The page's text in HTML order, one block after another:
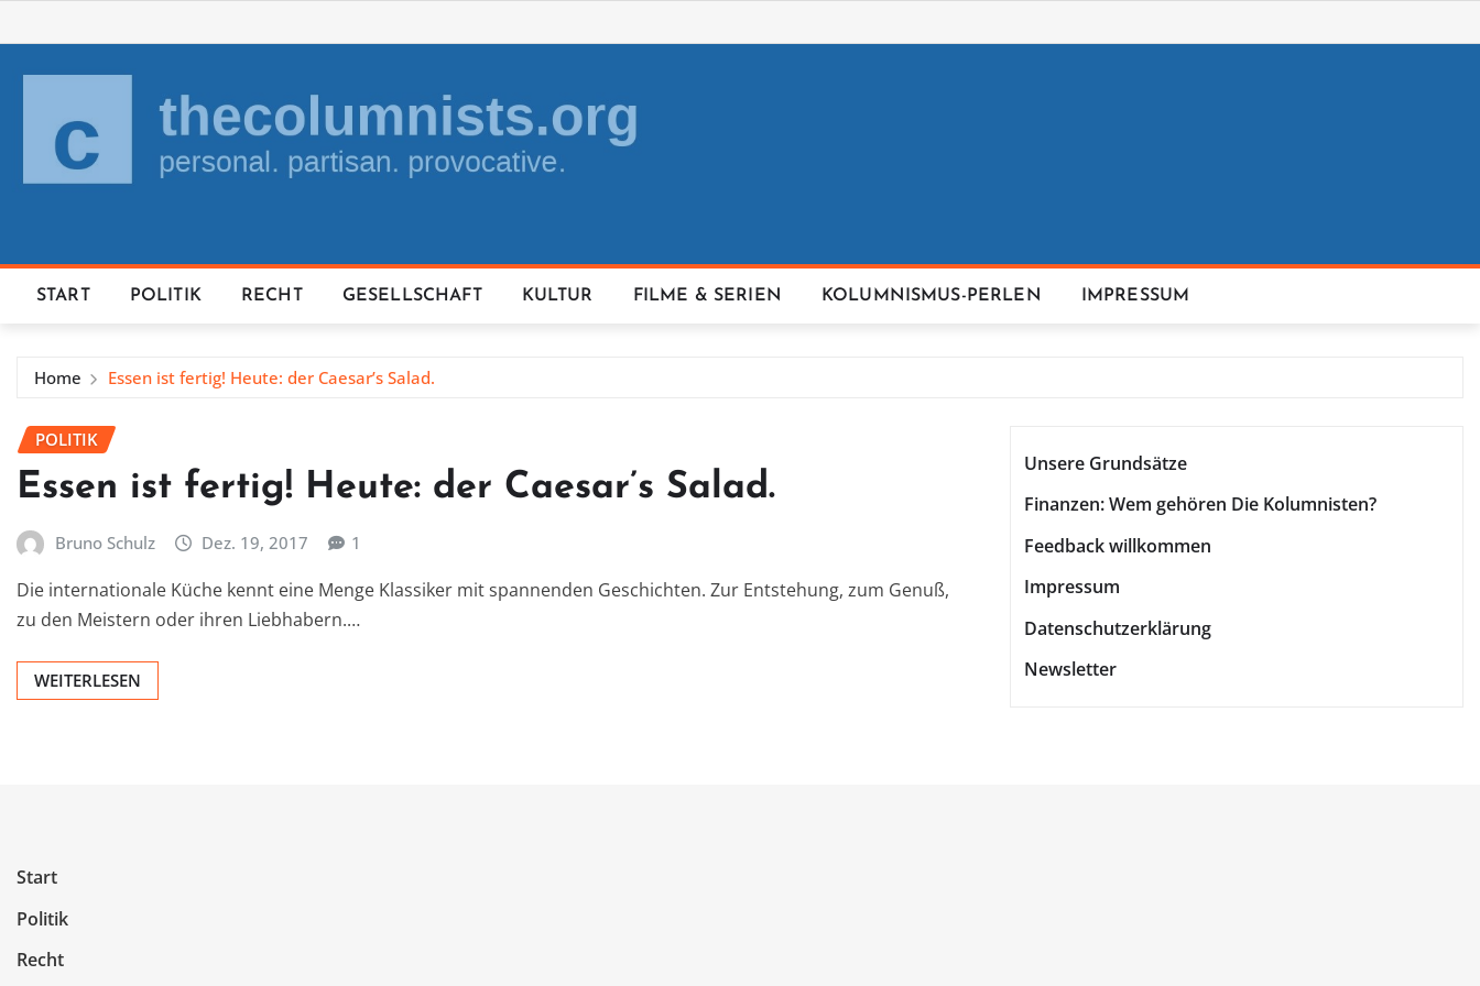
to
content
START POLITIK RECHT GESELLSCHAFT KULTUR FILME & SERIEN KOLUMNISMUS-PERLEN IMPRESSUM
Home Essen ist fertig! Heute: der Caesar’s Salad.
POLITIK
Essen ist fertig! Heute: der Caesar’s Salad.
Bruno Schulz Dez. 19, 2017 1
Die internationale Küche kennt eine Menge Klassiker mit spannenden Geschichten. Zur Entstehung, zum Genuß,
zu den Meistern oder ihren Liebhabern.…
WEITERLESEN
Unsere Grundsätze
Finanzen: Wem gehören Die Kolumnisten?
Feedback willkommen
Impressum
Datenschutzerklärung
Newsletter
Start
Politik
Recht